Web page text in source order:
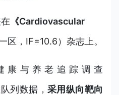
《Cardiovascular
区，IF=10.6）杂志上。
康与养老追踪调查
列数据， 采用纵向靶向